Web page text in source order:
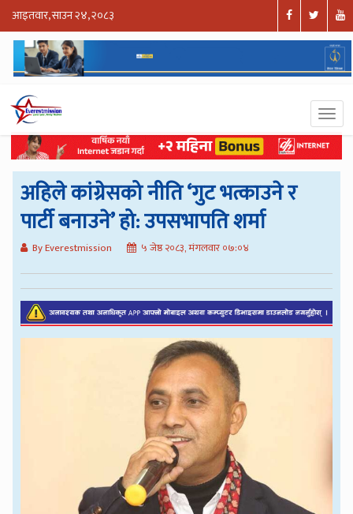
आइतवार, साउन २४, २०८३
अहिले कांग्रेसको नीति ‘गुट भत्काउने र
पार्टी बनाउने’ हो: उपसभापति शर्मा
By Everestmission ५ जेष्ठ २०८३, मंगलवार ०७:०४